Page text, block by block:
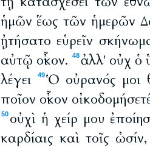
ἡμῶν ἕως τῶν ἡμερῶν
ᾐτήσατο εὑρεῖν
αὐτῷ οἶκον.
48ἀλλ' οὐχ ὁ
λέγει
49 Ὁ οὐρανός μοι
ποῖον οἶκον
50 οὐχὶ ἡ χείρ μου
καρδίαις καὶ τοῖς